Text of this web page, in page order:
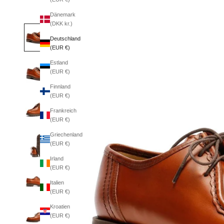
Dänemark
(DKK kr.)
Deutschland
(EUR €)
Estland
(EUR €)
Finnland
(EUR €)
Frankreich
(EUR €)
Griechenland
(EUR €)
Irland
(EUR €)
Italien
(EUR €)
Kroatien
(EUR €)